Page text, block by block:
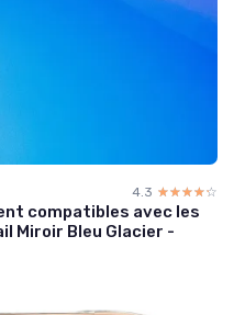
4.3 ☆☆☆☆☆
★★★★★
compatibles avec les
Miroir Bleu Glacier -